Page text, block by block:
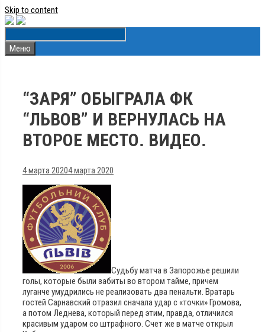
Skip to content
Меню
“ЗАРЯ” ОБЫГРАЛА ФК
“ЛЬВОВ” И ВЕРНУЛАСЬ НА
ВТОРОЕ МЕСТО. ВИДЕО.
4 марта 20204 марта 2020
Судьбу матча в Запорожье решили
голы, которые были забиты во втором тайме, причем
луганче умудрились не реализовать два пенальти. Вратарь
гостей Сарнавский отразил сначала удар с «точки» Громова,
а потом Леднева, который перед этим, правда, отличился
красивым ударом со штрафного. Счет же в матче открыл